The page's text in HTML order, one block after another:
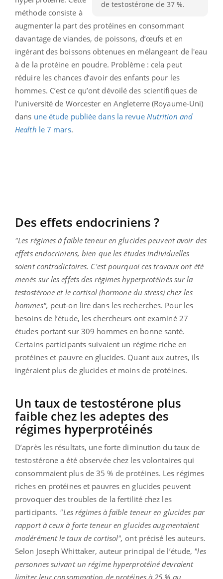
de testostérone de 37 %.
méthode consiste à
augmenter la part des protéines en consommant
davantage de viandes, de poissons, d’œufs et en
ingérant des boissons obtenues en mélangeant de l'eau
à de la protéine en poudre. Problème : cela peut
réduire les chances d’avoir des enfants pour les
hommes. C’est ce qu’ont dévoilé des scientifiques de
l’université de Worcester en Angleterre (Royaume-Uni)
dans une étude publiée dans la revue Nutrition and
Health le 7 mars.
Des effets endocriniens ?
"Les régimes à faible teneur en glucides peuvent avoir des
effets endocriniens, bien que les études individuelles
soient contradictoires. C'est pourquoi ces travaux ont été
menés sur les effets des régimes hyperprotéinés sur la
testostérone et le cortisol (hormone du stress) chez les
hommes", peut-on lire dans les recherches. Pour les
besoins de l’étude, les chercheurs ont examiné 27
études portant sur 309 hommes en bonne santé.
Certains participants suivaient un régime riche en
protéines et pauvre en glucides. Quant aux autres, ils
ingéraient plus de glucides et moins de protéines.
Un taux de testostérone plus
faible chez les adeptes des
régimes hyperprotéinés
D’après les résultats, une forte diminution du taux de
testostérone a été observée chez les volontaires qui
consommaient plus de 35 % de protéines. Les régimes
riches en protéines et pauvres en glucides peuvent
provoquer des troubles de la fertilité chez les
participants. "Les régimes à faible teneur en glucides par
rapport à ceux à forte teneur en glucides augmentaient
modérément le taux de cortisol", ont précisé les auteurs.
Selon Joseph Whittaker, auteur principal de l’étude, "les
personnes suivant un régime hyperprotéiné devraient
limiter leur consommation de protéines à 25 % au